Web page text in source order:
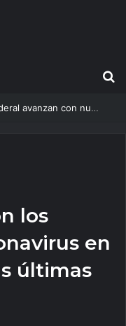
Más agua para Salta: Construyen una obra clave que mejorará el servicio a 20 mil vecinos
los
en
últimas